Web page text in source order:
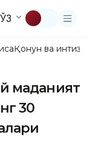
ЎЗ
Қонун ва
маданият
30